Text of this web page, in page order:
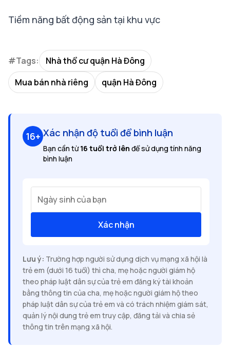
Tiềm năng bất động sản tại khu vực
#Tags:
Nhà thổ cư quận Hà Đông
Mua bán nhà riêng
quận Hà Đông
16+ Xác nhận độ tuổi để bình luận
Bạn cần từ16 tuổi trở lên để sử dụng tính năng
bình luận
Ngày sinh của bạn
Xác nhận
Lưu ý: Trường hợp người sử dụng dịch vụ mạng xã hội là
trẻ em (dưới 16 tuổi) thì cha, mẹ hoặc người giám hộ
theo pháp luật dân sự của trẻ em đăng ký tài khoản
bằng thông tin của cha, mẹ hoặc người giám hộ theo
pháp luật dân sự của trẻ em và có trách nhiệm giám sát,
quản lý nội dung trẻ em truy cập, đăng tải và chia sẻ
thông tin trên mạng xã hội.